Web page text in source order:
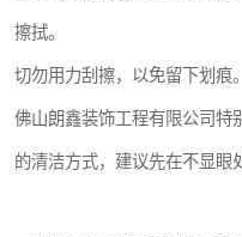
擦拭。
切勿用力刮擦，以免留下划痕。
佛山朗鑫装饰工程有限公司特
的清洁方式，建议先在不显眼